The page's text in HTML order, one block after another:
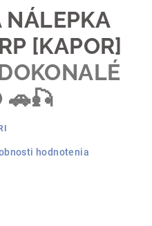
košík
NÁLEPKA
[KAPOR]
🚗🎣
hodnotenia